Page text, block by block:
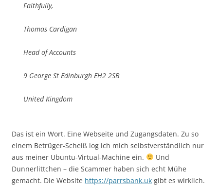
Faithfully,
Thomas Cardigan
Head of Accounts
9 George St Edinburgh EH2 2SB
United Kingdom
Das ist ein Wort. Eine Webseite und Zugangsdaten. Zu so
einem Betrüger-Scheiß log ich mich selbstverständlich nur
aus meiner Ubuntu-Virtual-Machine ein.
Und
Dunnerlittchen – die Scammer haben sich echt Mühe
gemacht. Die Website https://parrsbank.uk gibt es wirklich.